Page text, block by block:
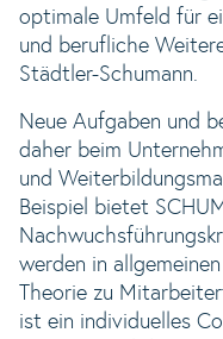
optimale Umfeld für
und berufliche
Städtler-Schumann.
Neue Aufgaben und
daher beim
und
Beispiel bietet
werden in
Theorie zu
ist ein individuelles